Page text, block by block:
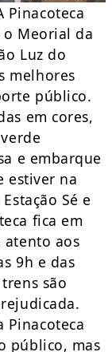
Pinacoteca
o Meorial da
Luz do
melhores
público.
em cores,
e embarque
estiver na
Sé e
fica em
atento aos
9h e das
são
público, mas